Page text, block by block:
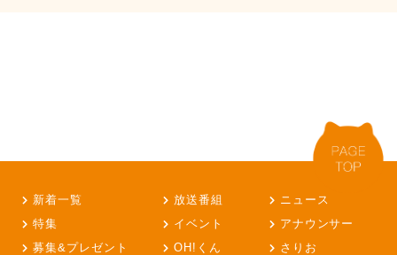
新着一覧 放送番組
ニュース
特集
イベント
アナウンサー
募集&プレゼント
OH!くん さりお